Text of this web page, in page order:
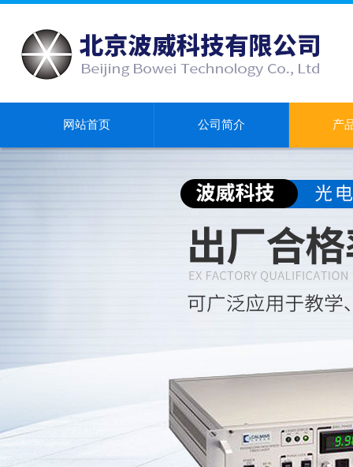
网站首页 公司简介 产